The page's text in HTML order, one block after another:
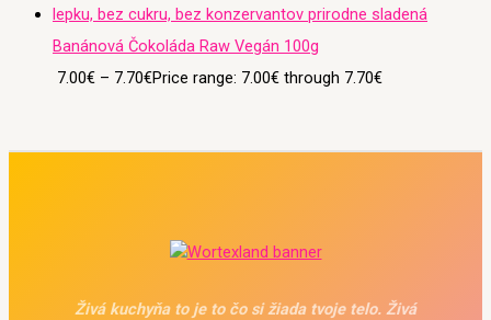
Banánová Čokoláda Raw Vegán 100g
7.00€ – 7.70€Price range: 7.00€ through 7.70€
Živá kuchyňa to je to čo si žiada tvoje telo. Živá